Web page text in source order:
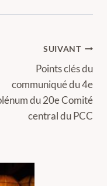
SUIVANT
Points clés du
communiqué du 4e
du 20e Comité
central du PCC